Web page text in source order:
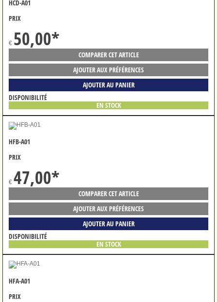
HCD-A01
PRIX
€ 50,00*
COMPARER CET ARTICLE
AJOUTER AUX PRÉFÉRENCES
AJOUTER AU PANIER
DISPONIBILITÉ
EN STOCK
HFB-A01
PRIX
€ 47,00*
COMPARER CET ARTICLE
AJOUTER AUX PRÉFÉRENCES
AJOUTER AU PANIER
DISPONIBILITÉ
EN STOCK
HFA-A01
PRIX